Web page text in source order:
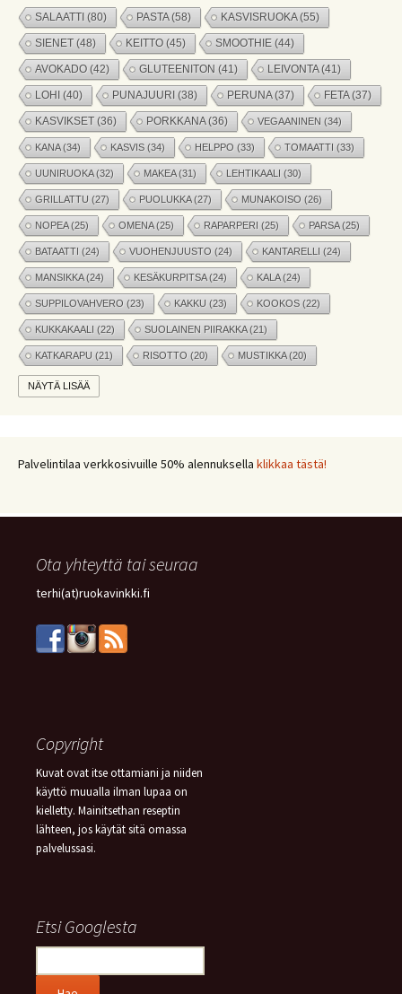
SALAATTI (80) PASTA(58) KASVISRUOKA(55)
SIENET (48) KEITTO (45) SMOOTHIE (44)
AVOKADO (42) GLUTEENITON (41) LEIVONTA(41)
LOHI (40) PUNAJUURI (38) PERUNA(37) FETA(37)
KASVIKSET (36) PORKKANA(36) VEGAANINEN (34)
KANA(34) KASVIS (34) HELPPO (33) TOMAATTI (33)
UUNIRUOKA(32) MAKEA(31) LEHTIKAALI (30)
GRILLATTU (27) PUOLUKKA(27) MUNAKOISO (26)
NOPEA(25) OMENA(25) RAPARPERI (25) PARSA(25)
BATAATTI (24) VUOHENJUUSTO (24) KANTARELLI (24)
MANSIKKA(24) KESÄKURPITSA(24) KALA(24)
SUPPILOVAHVERO (23) KAKKU (23) KOOKOS (22)
KUKKAKAALI (22) SUOLAINEN PIIRAKKA(21)
KATKARAPU (21) RISOTTO (20) MUSTIKKA(20)
MARJAT(19)
JÄLKIRUOKA(17) PAPRIKA (17) COUSCOUS (17)
NÄYTÄ LISÄÄ
Palvelintilaa verkkosivuille 50% alennuksella klikkaa tästä!
Ota yhteyttä tai seuraa
terhi(at)ruokavinkki.fi
Copyright
Kuvat ovat itse ottamiani ja niiden
käyttö muualla ilman lupaa on
kielletty. Mainitsethan reseptin
lähteen, jos käytät sitä omassa
palvelussasi.
Etsi Googlesta